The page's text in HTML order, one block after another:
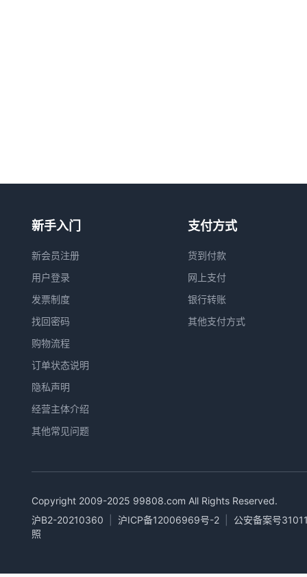
新手入门
新会员注册
用户登录
发票制度
找回密码
购物流程
订单状态说明
隐私声明
经营主体介绍
其他常见问题
支付方式
货到付款
网上支付
银行转账
其他支付方式
Copyright 2009-2025 99808.com All Rights Reserved.
沪B2-20210360
沪ICP备12006969号-2
公安备案号
照